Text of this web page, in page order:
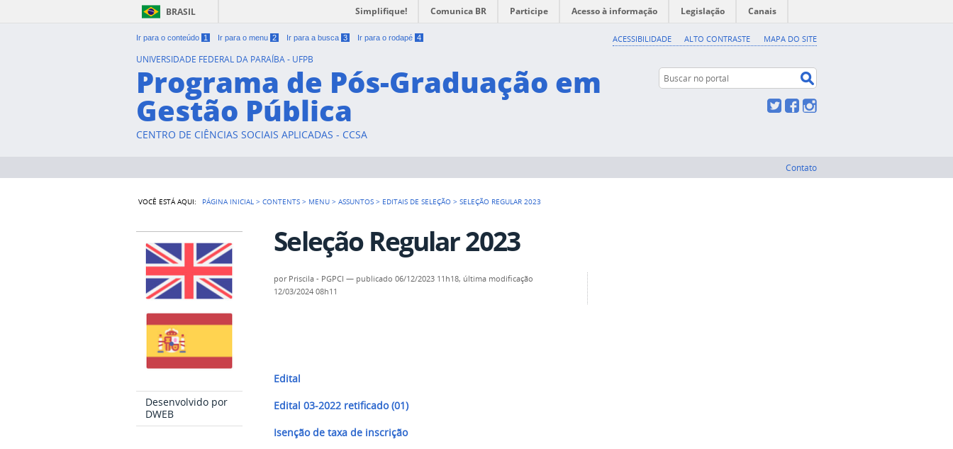
Ir para o conteúdo 1 Ir para o menu 2 Ir para a busca 3 Ir para o rodapé 4 ACESSIBILIDADE ALTO CONTRASTE MAPA DO SITE
BRASIL Simplifique! Comunica BR Participe Acesso à informação Legislação Canais
UNIVERSIDADE FEDERAL DA PARAÍBA - UFPB
Programa de Pós-Graduação em
Gestão Pública
CENTRO DE CIÊNCIAS SOCIAIS APLICADAS - CCSA
Buscar no portal
TwitterFacebook
Contato
VOCÊ ESTÁ AQUI: PÁGINA INICIAL >CONTENTS > MENU >ASSUNTOS > EDITAIS DE SELEÇÃO >SELEÇÃO REGULAR 2023
Desenvolvido por
DWEB
Seleção Regular 2023
por Priscila - PGPCI — publicado 06/12/2023 11h18, última modificação
12/03/2024 08h11
Edital
Edital 03-2022 retificado (01)
Isenção de taxa de inscrição